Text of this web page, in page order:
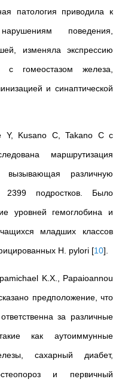
патология приводила к
поведения,
изменяла экспрессию
с гомеостазом железа,
и синаптической
Y, Kusano C, Takano C с
маршрутизация
вызывающая различную
2399 подростков. Было
уровней гемоглобина и
младших классов
H. pylori [10]
K.X., Papaioannou
предположение, что
за различные
как аутоиммунные
сахарный диабет,
и первичный